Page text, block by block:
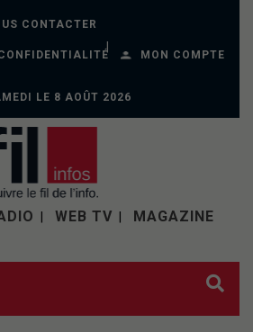
CONTACTER
MON COMPTE
LE 8 AOÛT 2026
WEB TV MAGAZINE